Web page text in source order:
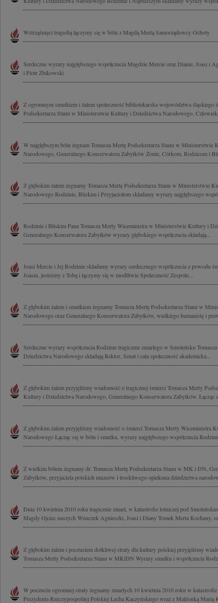
Wstrząśnięci tragedią łączymy się w bólu z Magdą Mertą Samorządowcy Ochoty
Serdeczne wyrazy najgłębszego współczucia Magdzie Mercie oraz Dianie, Joasi i
i Piotr Żbikowski
Z ogromnym smutkiem i żalem społeczność bibliotekarska województwa śląskiego
Podsekretarza Stanu w Ministerstwie Kultury i Dziedzictwa Narodowego.
W najgłębszym bólu żegnam Tomasza Mertę Podsekretarza Stanu w
Narodowego, Generalnego Konserwatora Zabytków Żonie, Córkom, Rodzicom i
Z głębokim żalem żegnamy Tomasza Mertę Podsekretarza Stanu w Ministerstwie
Narodowego Rodzinie, Bliskim i Przyjaciołom składamy wyrazy najgłębszego
Rodzinie i Bliskim Pana Tomasza Merty Wiceministra w Ministerstwie Kultury i
Generalnego Konserwatora Zabytków wyrazy głębokiego współczucia składają...
Joasi Mercie i Jej Rodzinie składamy wyrazy serdecznego współczucia z powodu
Joasiu, jesteśmy z Tobą i łączymy się w modlitwie Społeczność Zespołu...
Z głębokim żalem i smutkiem żegnamy Tomasza Mertę Podsekretarza Stanu w
Narodowego oraz Generalnego Konserwatora Zabytków, wielkiego humanistę i
Serdeczne wyrazy współczucia Rodzinie tragicznie zmarłego w Smoleńsku
Dziedzictwa Narodowego składają Rektor, Senat i cała społeczność akademicka...
Z głębokim żalem przyjęliśmy wiadomość o tragicznej śmierci Tomasza Merty
Kultury i Dziedzictwa Narodowego, Generalnego Konserwatora Zabytków. Łącząc
Z głębokim żalem przyjęliśmy wiadomość o śmierci Tomasza Merty Wiceministra
Narodowego Łącząc się w bólu i smutku, wyrazy najgłębszego współczucia
Z wielkim bólem żegnamy dr. Tomasza Mertę Podsekretarza Stanu w MK i DN,
Zabytków, przyjaciela polskich muzeów i troskliwego opiekuna dziedzictwa
Dnia 10 kwietnia 2010 roku tragicznie zmarł, w katastrofie lotniczej pod
Magdy Ojciec naszych Wnuczek Agnieszki, Joasi i Diany Tomek Merta Kochany,
Z głębokim żalem i poczuciem dotkliwej straty dla kultury polskiej przyjęliśmy
Tomasza Merty Podsekretarza Stanu w MKiDN Wyrazy smutku i współczucia
W poczuciu ogromnej straty żegnamy zmarłych 10 kwietnia 2010 roku w
Prezydenta Rzeczypospolitej Polskiej Lecha Kaczyńskiego wraz z Małżonką Marią